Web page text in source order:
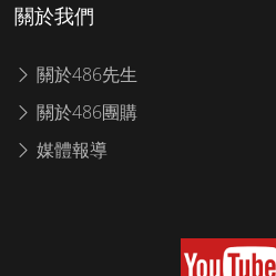
關於我們
關於486先生
關於486團購
媒體報導